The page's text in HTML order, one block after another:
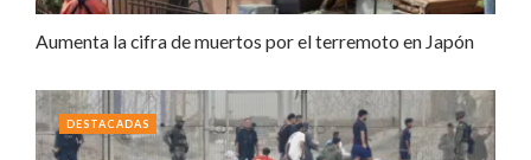
Aumenta la cifra de muertos por el terremoto en Japón
DESTACADAS